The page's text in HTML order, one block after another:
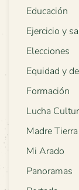
Educación
Ejercicio y
Elecciones
Equidad y
Formación
Lucha
Madre Tierra
Mi Arado
Panoramas